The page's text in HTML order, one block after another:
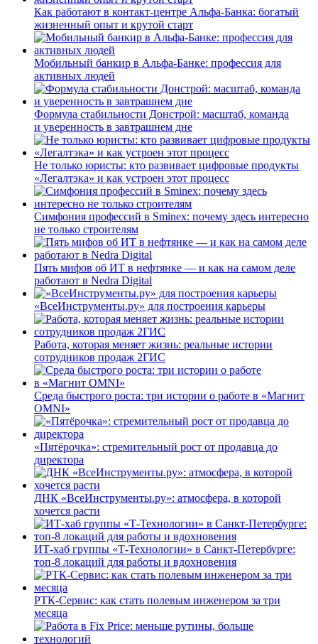
Как работают в контакт-центре Альфа-Банка: богатый
жизненный опыт и крутой старт
Мобильный банкир в Альфа-Банке: профессия для
активных людей
Формула стабильности Донстрой: масштаб, команда
и уверенность в завтрашнем дне
Не только юристы: кто развивает цифровые продукты
«Легалтэка» и как устроен этот процесс
Симфония профессий в Sminex: почему здесь интересно
не только строителям
Пять мифов об ИТ в нефтянке — и как на самом деле
работают в Nedra Digital
«ВсеИнструменты.ру» для построения карьеры
Работа, которая меняет жизнь: реальные истории
сотрудников продаж 2ГИС
Среда быстрого роста: три истории о работе в «Магнит
OMNI»
«Пятёрочка»: стремительный рост от продавца до
директора
ДНК «ВсеИнструменты.ру»: атмосфера, в которой
хочется расти
ИТ-хаб группы «Т-Технологии» в Санкт-Петербурге:
топ-8 локаций для работы и вдохновения
РТК-Сервис: как стать полевым инженером за три
месяца